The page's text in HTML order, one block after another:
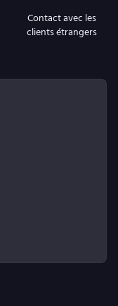
Contact avec les
clients étrangers